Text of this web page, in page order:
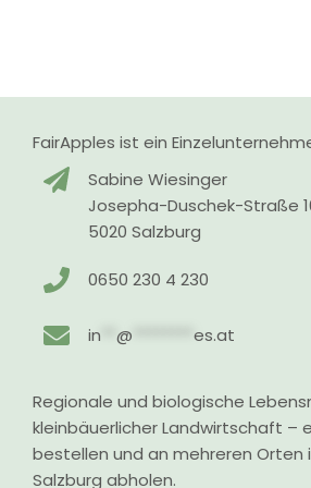
FairApples ist ein
Sabine Wiesinger
Josepha-Duschek-Straße
5020 Salzburg
0650 230 4 230
in **@ ********es.at
Regionale und biologische
kleinbäuerlicher Landwirtschaft –
bestellen und an mehreren Orten
Salzburg abholen.